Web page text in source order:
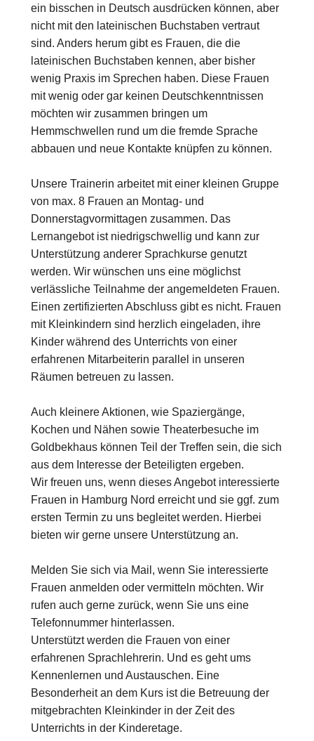
ein bisschen in Deutsch ausdrücken können, aber
nicht mit den lateinischen Buchstaben vertraut
sind. Anders herum gibt es Frauen, die die
lateinischen Buchstaben kennen, aber bisher
wenig Praxis im Sprechen haben. Diese Frauen
mit wenig oder gar keinen Deutschkenntnissen
möchten wir zusammen bringen um
Hemmschwellen rund um die fremde Sprache
abbauen und neue Kontakte knüpfen zu können.
Unsere Trainerin arbeitet mit einer kleinen Gruppe
von max. 8 Frauen an Montag- und
Donnerstagvormittagen zusammen. Das
Lernangebot ist niedrigschwellig und kann zur
Unterstützung anderer Sprachkurse genutzt
werden. Wir wünschen uns eine möglichst
verlässliche Teilnahme der angemeldeten Frauen.
Einen zertifizierten Abschluss gibt es nicht. Frauen
mit Kleinkindern sind herzlich eingeladen, ihre
Kinder während des Unterrichts von einer
erfahrenen Mitarbeiterin parallel in unseren
Räumen betreuen zu lassen.
Auch kleinere Aktionen, wie Spaziergänge,
Kochen und Nähen sowie Theaterbesuche im
Goldbekhaus können Teil der Treffen sein, die sich
aus dem Interesse der Beteiligten ergeben.
Wir freuen uns, wenn dieses Angebot interessierte
Frauen in Hamburg Nord erreicht und sie ggf. zum
ersten Termin zu uns begleitet werden. Hierbei
bieten wir gerne unsere Unterstützung an.
Melden Sie sich via Mail, wenn Sie interessierte
Frauen anmelden oder vermitteln möchten. Wir
rufen auch gerne zurück, wenn Sie uns eine
Telefonnummer hinterlassen.
Unterstützt werden die Frauen von einer
erfahrenen Sprachlehrerin. Und es geht ums
Kennenlernen und Austauschen. Eine
Besonderheit an dem Kurs ist die Betreuung der
mitgebrachten Kleinkinder in der Zeit des
Unterrichts in der Kinderetage.